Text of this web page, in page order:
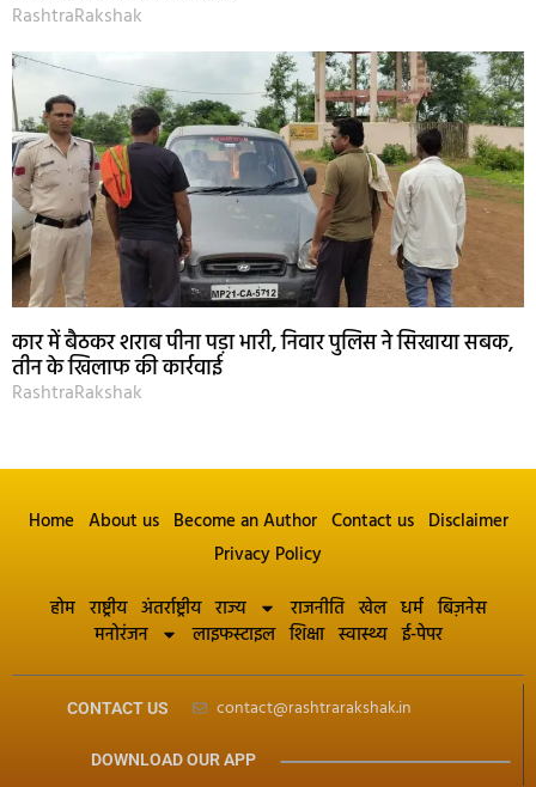
RashtraRakshak
कार में बैठकर शराब पीना पड़ा भारी, निवार पुलिस ने सिखाया सबक,
तीन के खिलाफ की कार्रवाई
RashtraRakshak
Home About us Become an Author Contact us Disclaimer
Privacy Policy
होम राष्ट्रीय अंतर्राष्ट्रीय राज्य राजनीति खेल धर्म बिज़नेस
मनोरंजन
लाइफस्टाइल शिक्षा स्वास्थ्य ई-पेपर
CONTACT US contact@rashtrarakshak.in
DOWNLOAD OUR APP